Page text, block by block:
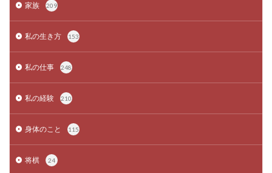
家族 209
私の生き方 153
私の仕事 248
私の経験 210
身体のこと 115
将棋 24